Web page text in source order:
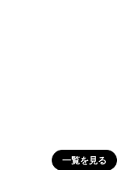
一覧を見る